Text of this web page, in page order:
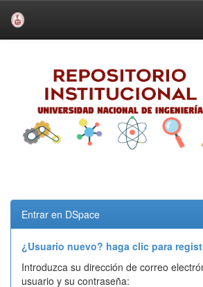
Entrar en DSpace
¿Usuario nuevo? haga clic para
Introduzca su dirección de correo
usuario y su contraseña: